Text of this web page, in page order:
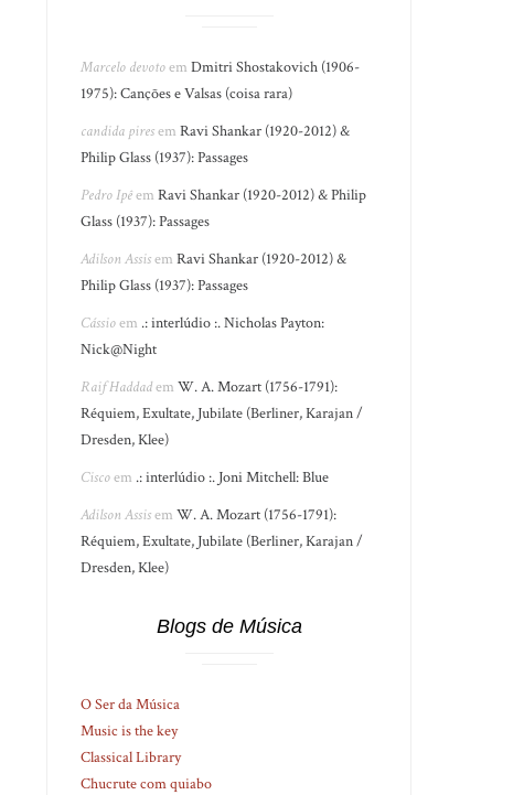
Marcelo devotoemDmitri Shostakovich (1906-
1975): Canções e Valsas (coisa rara)
candida piresemRavi Shankar (1920-2012) &
Philip Glass (1937): Passages
Pedro IpêemRavi Shankar (1920-2012) & Philip
Glass (1937): Passages
Adilson AssisemRavi Shankar (1920-2012) &
Philip Glass (1937): Passages
Cássioem .: interlúdio :. Nicholas Payton:
Nick@Night
Raif HaddademW. A. Mozart (1756-1791):
Réquiem, Exultate, Jubilate (Berliner, Karajan /
Dresden, Klee)
Ciscoem .: interlúdio :. Joni Mitchell: Blue
Adilson AssisemW. A. Mozart (1756-1791):
Réquiem, Exultate, Jubilate (Berliner, Karajan /
Dresden, Klee)
Blogs de Música
O Ser da Música
Music is the key
Classical Library
Chucrute com quiabo